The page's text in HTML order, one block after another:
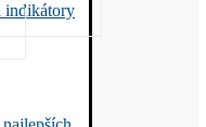
indikátory